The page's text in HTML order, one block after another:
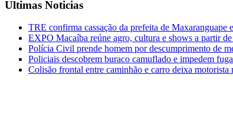
Ultimas Noticias
TRE confirma cassação da prefeita de Maxaranguape
EXPO Macaíba reúne agro, cultura e shows a partir
Polícia Civil prende homem por descumprimento de
Policiais descobrem buraco camuflado e impedem
Colisão frontal entre caminhão e carro deixa